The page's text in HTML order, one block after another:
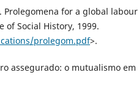
Prolegomena for a global labour
Social History, 1999.
prolegom.pdf>.
assegurado: o mutualismo em